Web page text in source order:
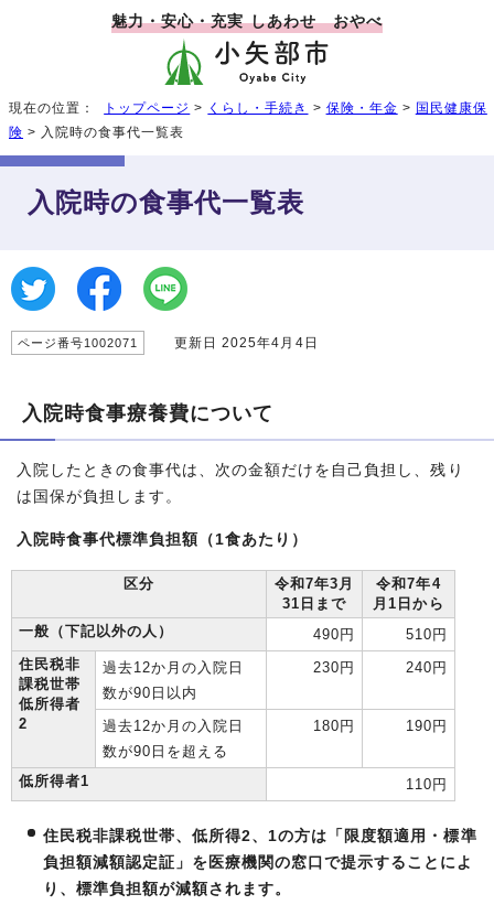
魅力・安心・充実 しあわせ おやべ
現在の位置： トップページ > くらし・手続き > 保険・年金 > 国民健康保
険 > 入院時の食事代一覧表
入院時の食事代一覧表
ページ番号1002071 更新日 2025年4月4日
入院時食事療養費について
入院したときの食事代は、次の金額だけを自己負担し、残り
は国保が負担します。
入院時食事代標準負担額（1食あたり）
区分
令和7年3月
31日まで
令和7年4
月1日から
一般（下記以外の人）
490円
510円
住民税非
課税世帯
低所得者
2
過去12か月の入院日
数が90日以内
230円 240円
過去12か月の入院日
数が90日を超える
180円 190円
低所得者1 110円
住民税非課税世帯、低所得2、1の方は「限度額適用・標準
負担額減額認定証」を医療機関の窓口で提示することによ
り、標準負担額が減額されます。